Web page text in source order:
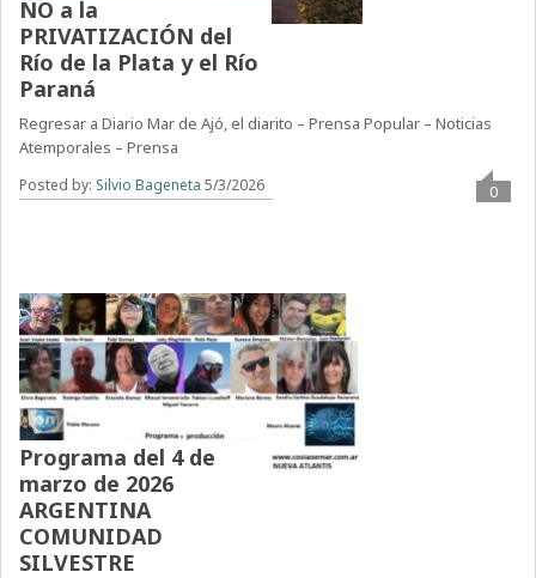
NO a la
PRIVATIZACIÓN del
Río de la Plata y el Río
Paraná
Regresar a Diario Mar de Ajó, el diarito – Prensa Popular – Noticias
Atemporales – Prensa
Posted by: Silvio Bageneta 5/3/2026 0
Programa del 4 de
marzo de 2026
ARGENTINA
COMUNIDAD
SILVESTRE